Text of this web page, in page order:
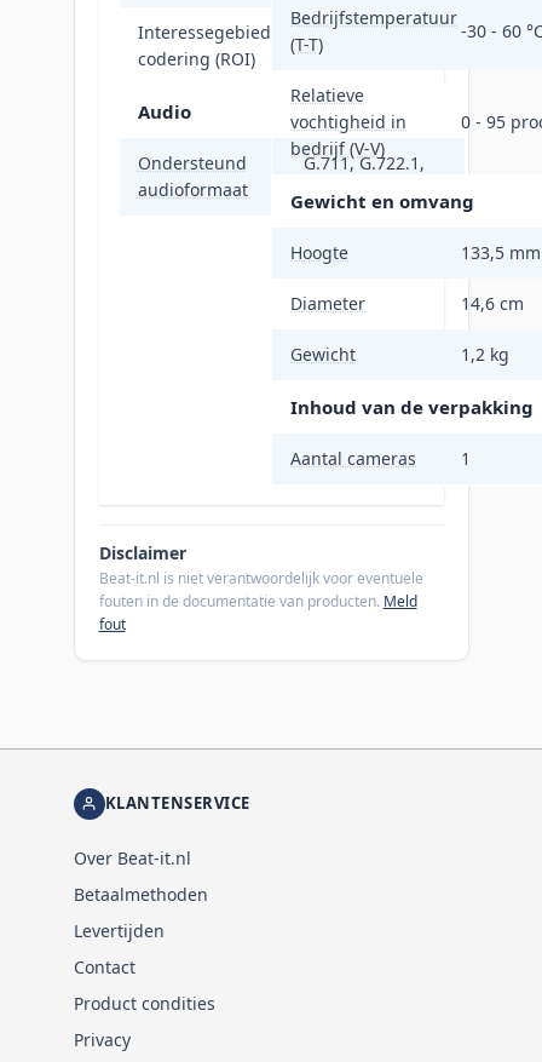
Interessegebied-
codering (ROI)
Ja
Audio
Ondersteund
audioformaat
G.711, G.722.1,
G.726, MP2L2
Bedrijfstemperatuur
(T-T)
-30 - 60
Relatieve
vochtigheid in
bedrijf (V-V)
0 - 95
Gewicht en omvang
Hoogte 133,5 mm
Diameter 14,6 cm
Gewicht 1,2 kg
Inhoud van de verpakking
Aantal cameras 1
Disclaimer
Beat-it.nl is niet verantwoordelijk voor eventuele
fouten in de documentatie van producten. Meld
fout
KLANTENSERVICE
Over Beat-it.nl
Betaalmethoden
Levertijden
Contact
Product condities
Privacy